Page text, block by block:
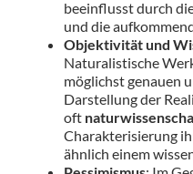
beeinflusst durch
und die
Objektivität und
Naturalistische
möglichst genauen
Darstellung der
oft
Charakterisierung
ähnlich einem